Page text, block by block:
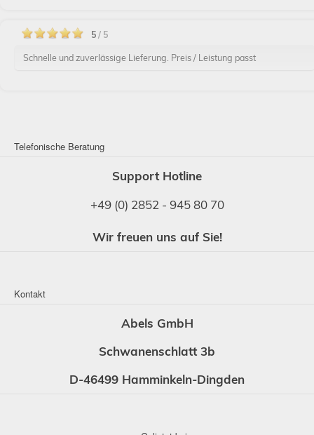
5/ 5
Schnelle und zuverlässige Lieferung. Preis / Leistung passt
Telefonische Beratung
Support Hotline
+49 (0) 2852 - 945 80 70
Wir freuen uns auf Sie!
Kontakt
Abels GmbH
Schwanenschlatt 3b
D-46499 Hamminkeln-Dingden